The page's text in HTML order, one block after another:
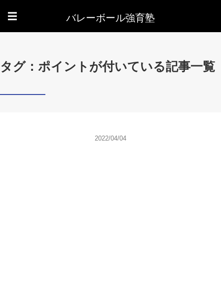
☰ バレーボール強育塾
タグ：ポイントが付いている記事一覧
2022/04/04